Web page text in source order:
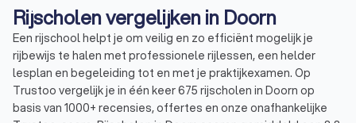
Rijscholen vergelijken in Doorn
Een rijschool helpt je om veilig en zo efficiënt mogelijk je
rijbewijs te halen met professionele rijlessen, een helder
lesplan en begeleiding tot en met je praktijkexamen. Op
Trustoo vergelijk je in één keer 675 rijscholen in Doorn op
basis van 1000+ recensies, offertes en onze onafhankelijke